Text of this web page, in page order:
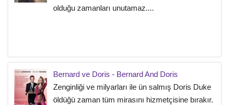
olduğu zamanları unutamaz....
Bernard ve Doris - Bernard And Doris
Zenginliği ve milyarları ile ün salmış Doris Duke
öldüğü zaman tüm mirasını hizmetçisine bırakır.